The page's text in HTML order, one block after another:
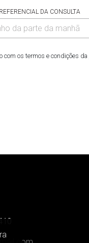
DA CONSULTA
com os termos e condições da